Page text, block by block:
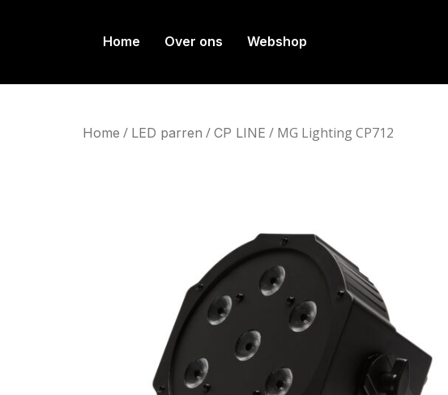
Home Over ons Webshop
Home / LED parren / CP LINE / MG Lighting CP712